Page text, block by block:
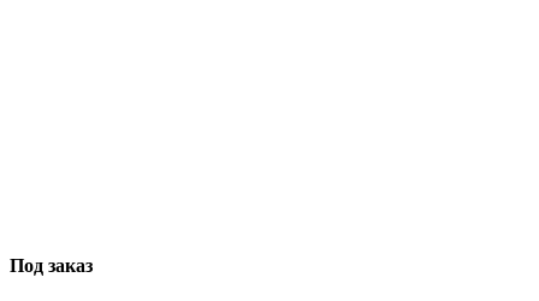
Под заказ